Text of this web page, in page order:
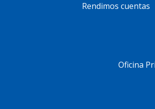
Rendimos cuentas
Oficina